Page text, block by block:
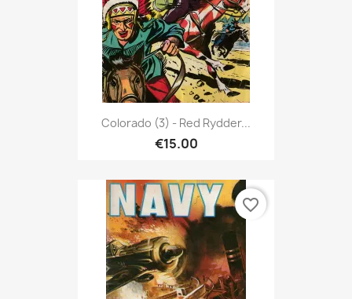
Colorado (3) - Red Rydder...
€15.00
favorite_border